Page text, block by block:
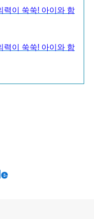
력이 쑥쑥! 아이와 함
력이 쑥쑥! 아이와 함